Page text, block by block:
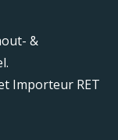
&
Importeur RET